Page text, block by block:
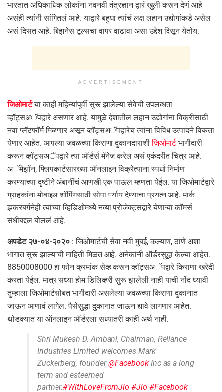
भारतात अधिकाधिक लोकांना नवनवी तंत्रज्ञान द्वारं खुली करून देणं आहे
असंही त्यांनी सांगितलं आहे. याद्वारे बहुधा त्यांचं लक्ष लहान उद्योगांकडे असेल
असं दिसत आहे. बिझनेस टूल्सचा वापर वाढावा असा उद्देश दिसून येतोय.
ADVERTISEMENT
जिओमार्टया काही महिन्यांपूर्वी सुरू झालेल्या सेवेची उपलब्धता
व्हॉट्सअॅपद्वारे असणार आहे. यामुळे देशातील लहान उद्योगांना विक्रीसाठी
नवा प्लॅटफॉर्म मिळणार असून व्हॉट्सअॅपद्वारेच त्यांना विविध उत्पादने विकता
येणार आहेत. आपल्या जवळच्या किराणा दुकानदाराशीजिओमार्टभागीदारी
करून व्हॉट्सअॅपद्वारे त्या ऑर्डर्स मॅनेज करेल असं एकंदरीत चित्र आहे.
अॅमेझॉन, फ्लिपकार्टसारख्या ऑनलाइन विक्रेत्याना स्पर्धा निर्माण
करण्याच्या दृष्टीने अंबानींचं आणखी एक पाऊल म्हणता येईल. या जिओमार्टद्वारे
ग्राहकांना मोबाइल शॉपिंगसाठी सोपा पर्याय देण्याचा प्रयत्न आहे. मार्क
झकरबर्गनेही त्यांच्या व्हिडिओमध्ये नव्या प्रोजेक्ट्सद्वारे येणाऱ्या कॉमर्स
संधीबद्दल बोललं आहे.
अपडेट २७-०४-२०२० : जिओमार्टची सेवा नवी मुंबई, कल्याण, ठाणे अशा
भागात सुरू झाल्याची माहिती मिळत आहे. अनेकांनी ऑर्डरसुद्धा केल्या आहेत.
8850008000 हा फोन क्रमांक सेव्ह करून व्हॉट्सअॅपद्वारे किराणा खरेदी
करता येईल. मात्र सध्या होम डिलिव्हरी सुरू झालेली नाही याची नोंद घ्यावी
तुम्हाला जिओमार्टसोबत भागीदारी असलेल्या जवळच्या किराणा दुकानात
जाऊन आणावं लागेल. पैसेसुद्धा दुकानात जाऊन द्यावे लागणार आहेत.
थोडक्यात या ऑनलाइन ऑर्डरला सध्यातरी काही अर्थ नाही.
Shri Mukesh D. Ambani, Chairman, Reliance
Industries Limited welcomes Mark
Zuckerberg, founder@Facebook Inc as a long
term and esteemed
partner.#WithLoveFromJio #Jio #Facebook